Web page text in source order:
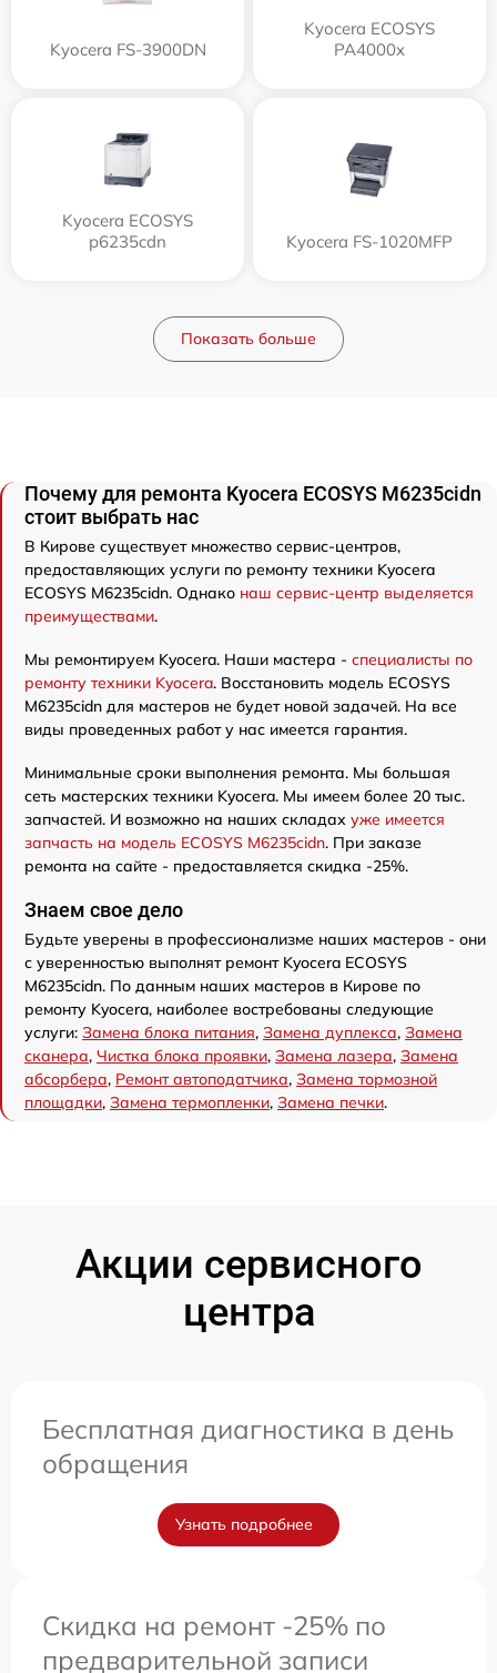
Kyocera FS-3900DN
Kyocera ECOSYS
PA4000x
Kyocera ECOSYS
p6235cdn
Kyocera FS-1020MFP
Показать больше
Почему для ремонта Kyocera ECOSYS M6235cidn
стоит выбрать нас
В Кирове существует множество сервис-центров,
предоставляющих услуги по ремонту техники Kyocera
ECOSYS M6235cidn. Однако наш сервис-центр выделяется
преимуществами.
Мы ремонтируем Kyocera. Наши мастера - специалисты по
ремонту техники Kyocera. Восстановить модель ECOSYS
M6235cidn для мастеров не будет новой задачей. На все
виды проведенных работ у нас имеется гарантия.
Минимальные сроки выполнения ремонта. Мы большая
сеть мастерских техники Kyocera. Мы имеем более 20 тыс.
запчастей. И возможно на наших складах уже имеется
запчасть на модель ECOSYS M6235cidn. При заказе
ремонта на сайте - предоставляется скидка -25%.
Знаем свое дело
Будьте уверены в профессионализме наших мастеров - они
с уверенностью выполнят ремонт Kyocera ECOSYS
M6235cidn. По данным наших мастеров в Кирове по
ремонту Kyocera, наиболее востребованы следующие
услуги: Замена блока питания, Замена дуплекса, Замена
сканера, Чистка блока проявки, Замена лазера, Замена
абсорбера, Ремонт автоподатчика, Замена тормозной
площадки, Замена термопленки, Замена печки.
Акции сервисного
центра
Бесплатная диагностика в день
обращения
Узнать подробнее
Скидка на ремонт -25% по
предварительной записи